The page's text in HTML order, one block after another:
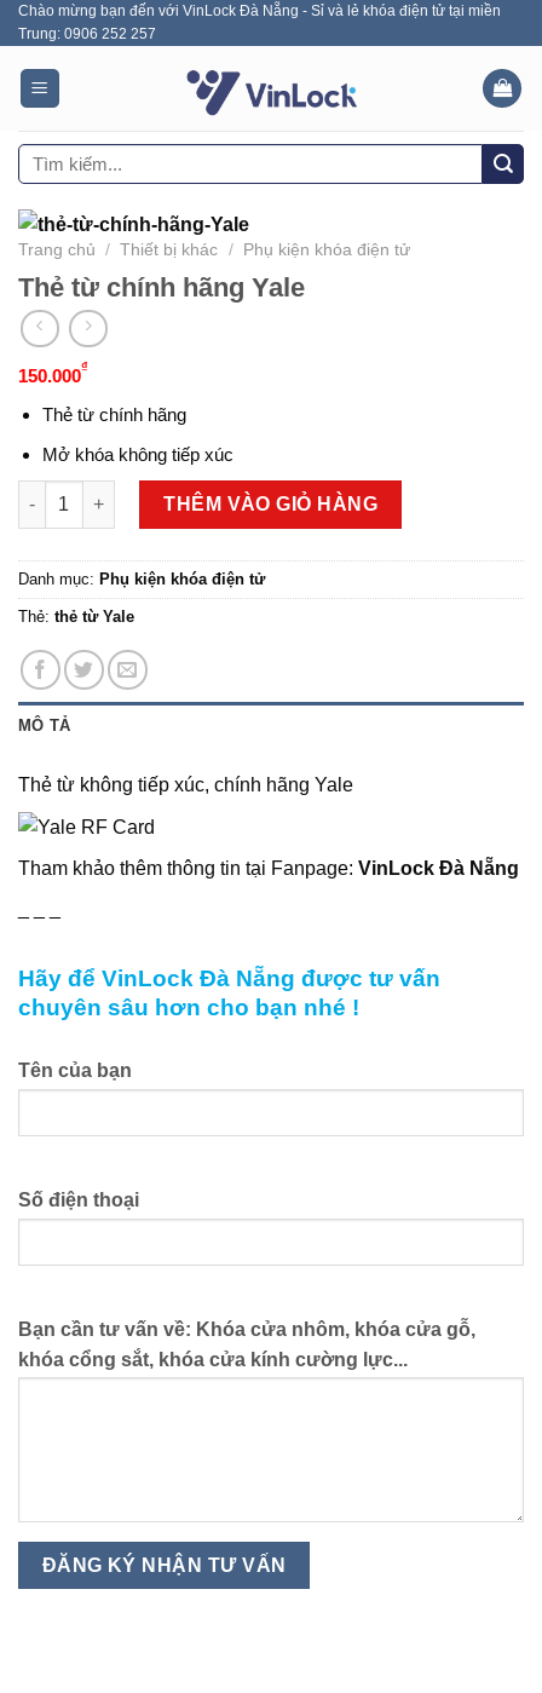
Skip
to
content
Chào mừng bạn đến với VinLock Đà Nẵng - Sỉ và lẻ khóa điện tử tại miền
Trung: 0906 252 257
Tìm
kiếm:
Trang chủ / Thiết bị khác / Phụ kiện khóa điện tử
Thẻ từ chính hãng Yale
150.000₫
Thẻ từ chính hãng
Mở khóa không tiếp xúc
Thẻ từ chính hãng Yale số lượng
THÊM VÀO GIỎ HÀNG
Danh mục: Phụ kiện khóa điện tử
Thẻ: thẻ từ Yale
MÔ TẢ
Thẻ từ không tiếp xúc, chính hãng Yale
Tham khảo thêm thông tin tại Fanpage: VinLock Đà Nẵng
Hãy để VinLock Đà Nẵng được tư vấn
chuyên sâu hơn cho bạn nhé !
Tên của bạn
Số điện thoại
Bạn cần tư vấn về: Khóa cửa nhôm, khóa cửa gỗ,
khóa cổng sắt, khóa cửa kính cường lực...